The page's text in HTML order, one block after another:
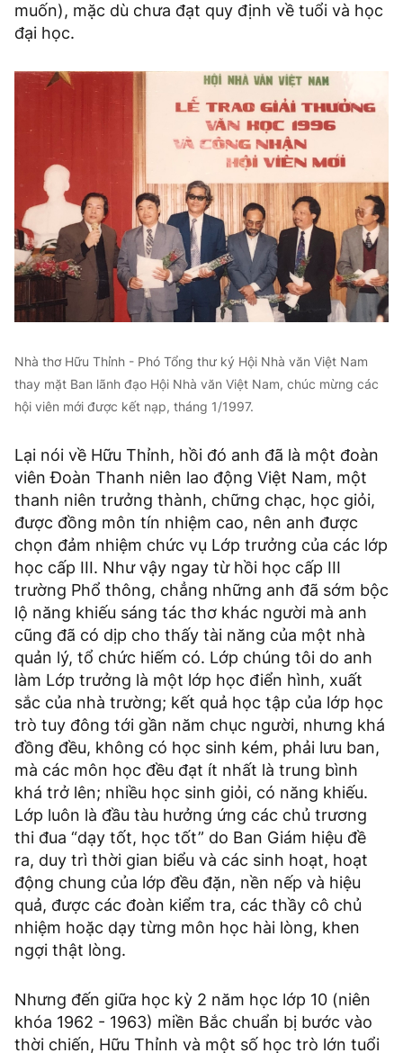
muốn), mặc dù chưa đạt quy định về tuổi và học
đại học.
Nhà thơ Hữu Thỉnh - Phó Tổng thư ký Hội Nhà văn Việt Nam
thay mặt Ban lãnh đạo Hội Nhà văn Việt Nam, chúc mừng các
hội viên mới được kết nạp, tháng 1/1997.
Lại nói về Hữu Thỉnh, hồi đó anh đã là một đoàn
viên Đoàn Thanh niên lao động Việt Nam, một
thanh niên trưởng thành, chững chạc, học giỏi,
được đồng môn tín nhiệm cao, nên anh được
chọn đảm nhiệm chức vụ Lớp trưởng của các lớp
học cấp III. Như vậy ngay từ hồi học cấp III
trường Phổ thông, chẳng những anh đã sớm bộc
lộ năng khiếu sáng tác thơ khác người mà anh
cũng đã có dịp cho thấy tài năng của một nhà
quản lý, tổ chức hiếm có. Lớp chúng tôi do anh
làm Lớp trưởng là một lớp học điển hình, xuất
sắc của nhà trường; kết quả học tập của lớp học
trò tuy đông tới gần năm chục người, nhưng khá
đồng đều, không có học sinh kém, phải lưu ban,
mà các môn học đều đạt ít nhất là trung bình
khá trở lên; nhiều học sinh giỏi, có năng khiếu.
Lớp luôn là đầu tàu hưởng ứng các chủ trương
thi đua “dạy tốt, học tốt” do Ban Giám hiệu đề
ra, duy trì thời gian biểu và các sinh hoạt, hoạt
động chung của lớp đều đặn, nền nếp và hiệu
quả, được các đoàn kiểm tra, các thầy cô chủ
nhiệm hoặc dạy từng môn học hài lòng, khen
ngợi thật lòng.
Nhưng đến giữa học kỳ 2 năm học lớp 10 (niên
khóa 1962 - 1963) miền Bắc chuẩn bị bước vào
thời chiến, Hữu Thỉnh và một số học trò lớn tuổi